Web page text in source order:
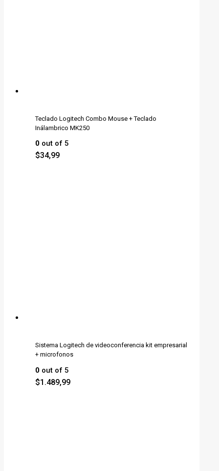
Teclado Logitech Combo Mouse + Teclado
Inálambrico MK250
0 out of 5
$34,99
Sistema Logitech de videoconferencia kit empresarial
+ microfonos
0 out of 5
$1.489,99